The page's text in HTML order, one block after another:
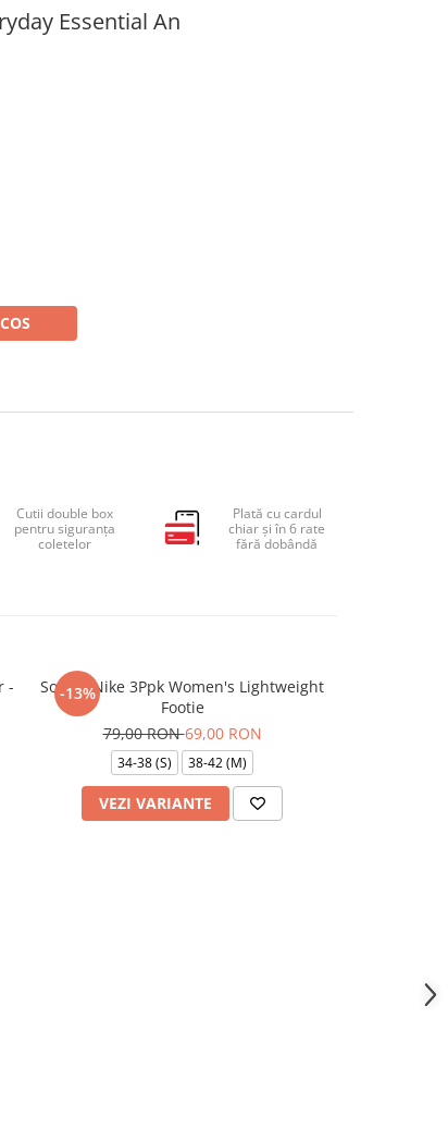
Essential An
Cutii double box
pentru siguranța
coletelor
Plată cu cardul
chiar și în 6 rate
fără dobândă
-
-13%
Sosete Nike 3Ppk Women's Lightweight
Footie
79,00 RON69,00 RON
34-38 (S) 38-42 (M)
VEZI VARIANTE